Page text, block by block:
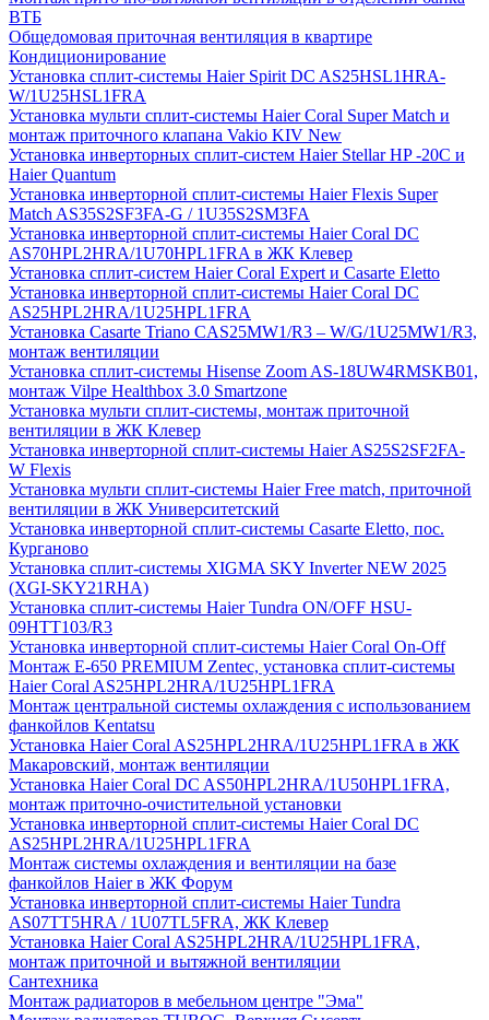
ВТБ
Общедомовая приточная вентиляция в квартире
Кондиционирование
Установка сплит-системы Haier Spirit DC AS25HSL1HRA-
W/1U25HSL1FRA
Установка мульти сплит-системы Haier Coral Super Match и
монтаж приточного клапана Vakio KIV New
Установка инверторных сплит-систем Haier Stellar HP -20С и
Haier Quantum
Установка инверторной сплит-системы Haier Flexis Super
Match AS35S2SF3FA-G / 1U35S2SM3FA
Установка инверторной сплит-системы Haier Coral DC
AS70HPL2HRA/1U70HPL1FRA в ЖК Клевер
Установка сплит-систем Haier Coral Expert и Casarte Eletto
Установка инверторной сплит-системы Haier Coral DC
AS25HPL2HRA/1U25HPL1FRA
Установка Casarte Triano CAS25MW1/R3 – W/G/1U25MW1/R3,
монтаж вентиляции
Установка сплит-системы Hisense Zoom AS-18UW4RMSKB01,
монтаж Vilpe Healthbox 3.0 Smartzone
Установка мульти сплит-системы, монтаж приточной
вентиляции в ЖК Клевер
Установка инверторной сплит-системы Haier AS25S2SF2FA-
W Flexis
Установка мульти сплит-системы Haier Free match, приточной
вентиляции в ЖК Университетский
Установка инверторной сплит-системы Casarte Eletto, пос.
Курганово
Установка сплит-системы XIGMA SKY Inverter NEW 2025
(XGI-SKY21RHA)
Установка сплит-системы Haier Tundra ON/OFF HSU-
09HTT103/R3
Установка инверторной сплит-системы Haier Coral On-Off
Монтаж E-650 PREMIUM Zentec, установка сплит-системы
Haier Coral AS25HPL2HRA/1U25HPL1FRA
Монтаж центральной системы охлаждения с использованием
фанкойлов Kentatsu
Установка Haier Coral AS25HPL2HRA/1U25HPL1FRA в ЖК
Макаровский, монтаж вентиляции
Установка Haier Coral DC AS50HPL2HRA/1U50HPL1FRA,
монтаж приточно-очистительной установки
Установка инверторной сплит-системы Haier Coral DC
AS25HPL2HRA/1U25HPL1FRA
Монтаж системы охлаждения и вентиляции на базе
фанкойлов Haier в ЖК Форум
Установка инверторной сплит-системы Haier Tundra
AS07TT5HRA / 1U07TL5FRA, ЖК Клевер
Установка Haier Coral AS25HPL2HRA/1U25HPL1FRA,
монтаж приточной и вытяжной вентиляции
Сантехника
Монтаж радиаторов в мебельном центре "Эма"